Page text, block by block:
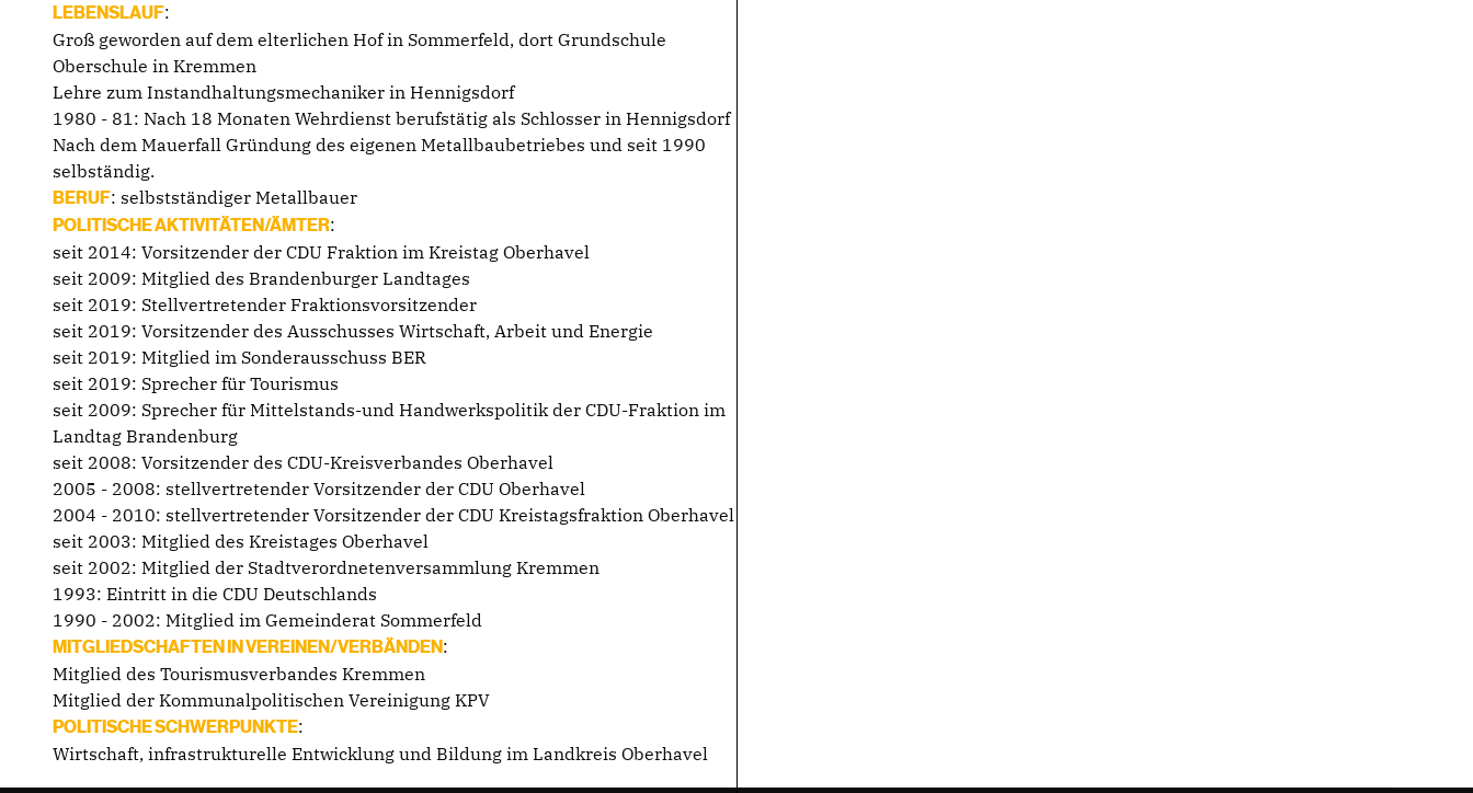
LEBENSLAUF:
Groß geworden auf dem elterlichen Hof in Sommerfeld, dort Grundschule
Oberschule in Kremmen
Lehre zum Instandhaltungsmechaniker in Hennigsdorf
1980 - 81: Nach 18 Monaten Wehrdienst berufstätig als Schlosser in Hennigsdorf
Nach dem Mauerfall Gründung des eigenen Metallbaubetriebes und seit 1990
selbständig.
BERUF: selbstständiger Metallbauer
POLITISCHE AKTIVITÄTEN/ÄMTER:
seit 2014: Vorsitzender der CDU Fraktion im Kreistag Oberhavel
seit 2009: Mitglied des Brandenburger Landtages
seit 2019: Stellvertretender Fraktionsvorsitzender
seit 2019: Vorsitzender des Ausschusses Wirtschaft, Arbeit und Energie
seit 2019: Mitglied im Sonderausschuss BER
seit 2019: Sprecher für Tourismus
seit 2009: Sprecher für Mittelstands-und Handwerkspolitik der CDU-Fraktion im
Landtag Brandenburg
seit 2008: Vorsitzender des CDU-Kreisverbandes Oberhavel
2005 - 2008: stellvertretender Vorsitzender der CDU Oberhavel
2004 - 2010: stellvertretender Vorsitzender der CDU Kreistagsfraktion Oberhavel
seit 2003: Mitglied des Kreistages Oberhavel
seit 2002: Mitglied der Stadtverordnetenversammlung Kremmen
1993: Eintritt in die CDU Deutschlands
1990 - 2002: Mitglied im Gemeinderat Sommerfeld
MITGLIEDSCHAFTEN IN VEREINEN/VERBÄNDEN:
Mitglied des Tourismusverbandes Kremmen
Mitglied der Kommunalpolitischen Vereinigung KPV
POLITISCHE SCHWERPUNKTE:
Wirtschaft, infrastrukturelle Entwicklung und Bildung im Landkreis Oberhavel